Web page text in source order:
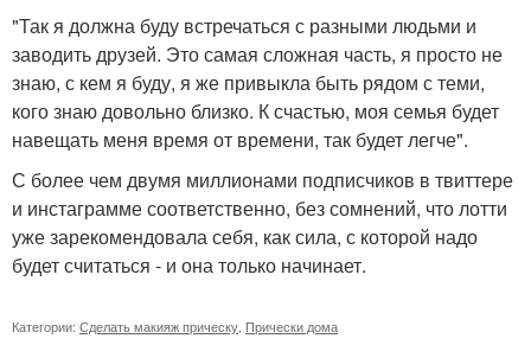
"Так я должна буду встречаться с разными людьми и
заводить друзей. Это самая сложная часть, я просто не
знаю, с кем я буду, я же привыкла быть рядом с теми,
кого знаю довольно близко. К счастью, моя семья будет
навещать меня время от времени, так будет легче".
С более чем двумя миллионами подписчиков в твиттере
и инстаграмме соответственно, без сомнений, что лотти
уже зарекомендовала себя, как сила, с которой надо
будет считаться - и она только начинает.
Категории: Сделать макияж прическу Прически дома